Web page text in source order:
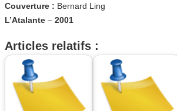
Couverture : Bernard Ling
L’Atalante – 2001
Articles relatifs :